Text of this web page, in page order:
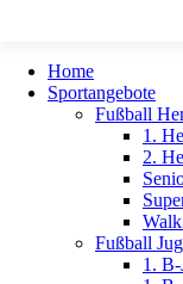
Home
Sportangebote
Fußball
1.
2.
Fußball
1.